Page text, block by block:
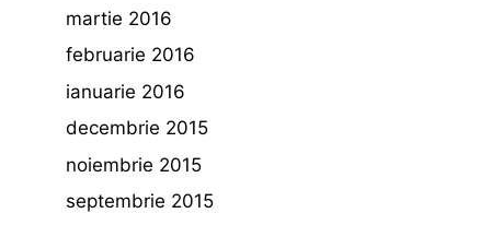
martie 2016
februarie 2016
ianuarie 2016
decembrie 2015
noiembrie 2015
septembrie 2015